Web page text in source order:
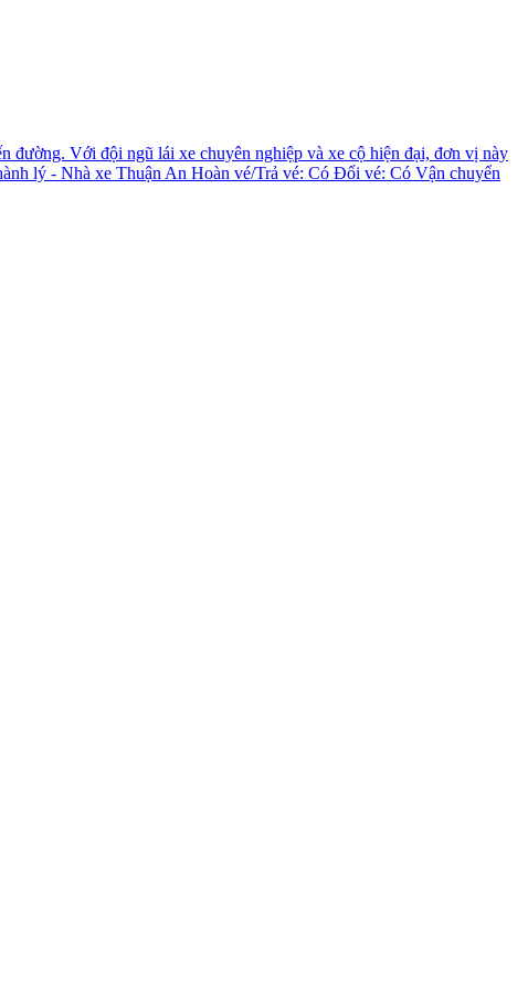
đường. Với đội ngũ lái xe chuyên nghiệp và xe cộ hiện đại, đơn vị này
lý - Nhà xe Thuận An Hoàn vé/Trả vé: Có Đổi vé: Có Vận chuyển